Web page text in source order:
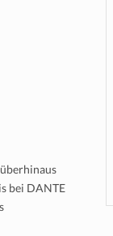
bei DANTE